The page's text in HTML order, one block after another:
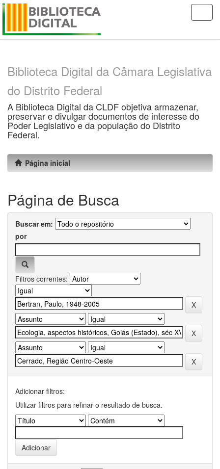
Skip
Biblioteca Digital da Câmara Legislativa
do Distrito Federal
A Biblioteca Digital da CLDF objetiva armazenar,
preservar e divulgar documentos de interesse do
Poder Legislativo e da população do Distrito
Federal.
Página inicial
Página de Busca
Buscar em:
por
Filtros correntes:
Adicionar filtros:
Utilizar filtros para refinar o resultado de busca.